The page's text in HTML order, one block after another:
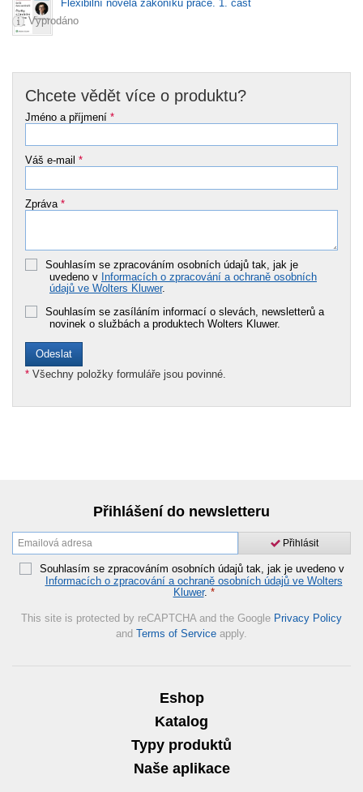
Flexibilní novela zákoníku práce. 1. část
Vyprodáno
Chcete vědět více o produktu?
Jméno a příjmení *
Váš e-mail *
Zpráva *
Souhlasím se zpracováním osobních údajů tak, jak je
uvedeno v Informacích o zpracování a ochraně osobních
údajů ve Wolters Kluwer.
Souhlasím se zasíláním informací o slevách, newsletterů a
novinek o službách a produktech Wolters Kluwer.
* Všechny položky formuláře jsou povinné.
Přihlášení do newsletteru
Přihlásit
Souhlasím se zpracováním osobních údajů tak, jak je uvedeno v
Informacích o zpracování a ochraně osobních údajů ve Wolters
Kluwer. *
This site is protected by reCAPTCHA and the Google Privacy Policy
and Terms of Service apply.
Eshop
Katalog
Typy produktů
Naše aplikace